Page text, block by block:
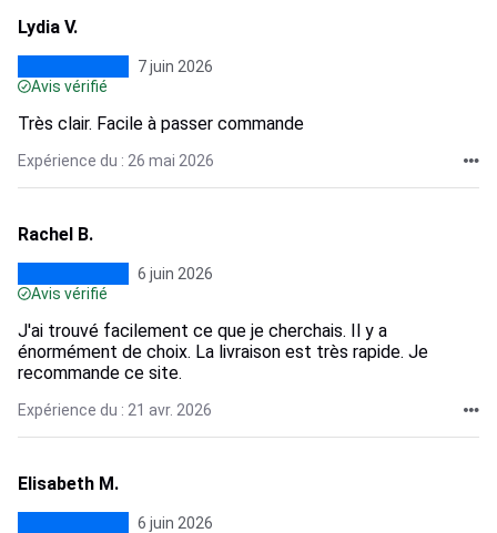
Lydia V.
7 juin 2026
Avis vérifié
Très clair. Facile à passer commande
Expérience du : 26 mai 2026
Rachel B.
6 juin 2026
Avis vérifié
J'ai trouvé facilement ce que je cherchais. Il y a
énormément de choix. La livraison est très rapide. Je
recommande ce site.
Expérience du : 21 avr. 2026
Elisabeth M.
6 juin 2026